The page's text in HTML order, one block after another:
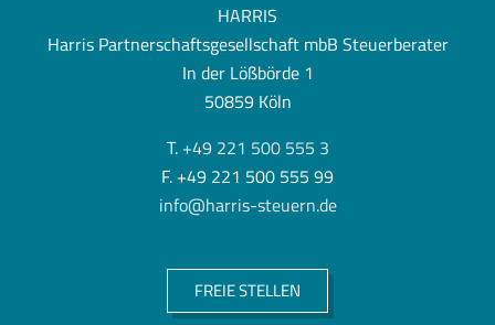
HARRIS
Harris Partnerschaftsgesellschaft mbB Steuerberater
In der Lößbörde 1
50859 Köln
T. +49 221 500 555 3
F. +49 221 500 555 99
info@harris-steuern.de
FREIE STELLEN